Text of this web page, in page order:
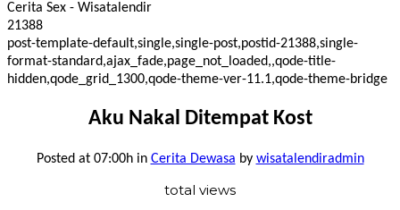
Cerita Sex - Wisatalendir
21388
post-template-default,single,single-post,postid-21388,single-
format-standard,ajax_fade,page_not_loaded,,qode-title-
hidden,qode_grid_1300,qode-theme-ver-11.1,qode-theme-bridge
Aku Nakal Ditempat Kost
Posted at 07:00hin Cerita Dewasa by wisatalendiradmin
total views